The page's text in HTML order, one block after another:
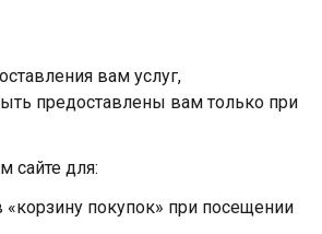
вам услуг,
предоставлены вам только при
сайте для:
покупок» при посещении